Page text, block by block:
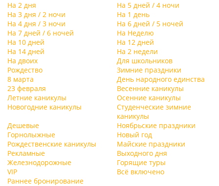
На 2 дня
На 5 дней / 4 ночи
На 3 дня / 2 ночи
На 1 день
На 4 дня / 3 ночи
На 6 дней / 5 ночей
На 7 дней / 6 ночей
На Неделю
На 10 дней
На 12 дней
На 14 дней
На 2 недели
На двоих
Для школьников
Рождество
Зимние праздники
8 марта
День народного единства
23 февраля
Весенние каникулы
Летние каникулы
Осенние каникулы
Новогодние каникулы
Студенческие зимние
каникулы
Дешевые
Ноябрьские праздники
Горнолыжные
Новый год
Рождественские каникулы
Майские праздники
Рекламные
Выходного дня
Железнодорожные
Горящие туры
VIP
Всё включено
Раннее бронирование